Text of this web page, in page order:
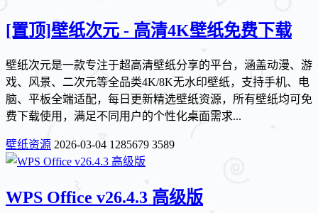
[置顶]壁纸次元 - 高清4K壁纸免费下载
壁纸次元是一款专注于超高清壁纸分享的平台，涵盖动漫、游
戏、风景、二次元等全品类4K/8K无水印壁纸，支持手机、电
脑、平板全端适配，每日更新精选壁纸资源，所有壁纸均可免
费下载使用，满足不同用户的个性化桌面需求...
壁纸资源 2026-03-04 1285679 3589
WPS Office v26.4.3 高级版